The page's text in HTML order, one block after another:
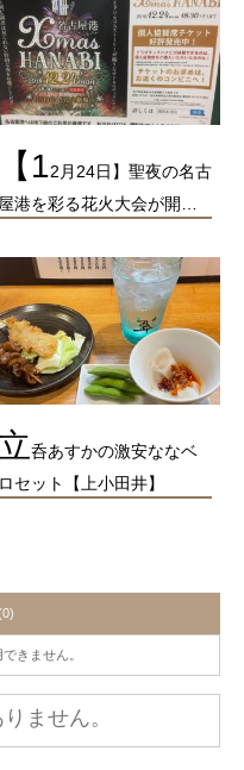
【12月24日】聖夜の名古
屋港を彩る花火大会が開…
立呑あすかの激安ななベ
ロセット【上小田井】
きません。
ません。